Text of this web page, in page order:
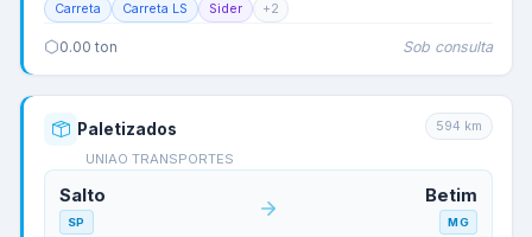
Carreta Carreta LS Sider +2
0.00 ton Sob consulta
Paletizados
UNIAO TRANSPORTES
594 km
Salto
SP
Betim
MG